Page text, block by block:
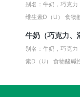
别名：牛奶，巧克
维生素D（U）食物
牛奶（巧克力、
别名：牛奶，巧克
素D（U）食物酸碱